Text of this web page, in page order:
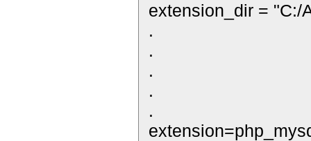
extension_dir = "C:/
.
.
.
.
.